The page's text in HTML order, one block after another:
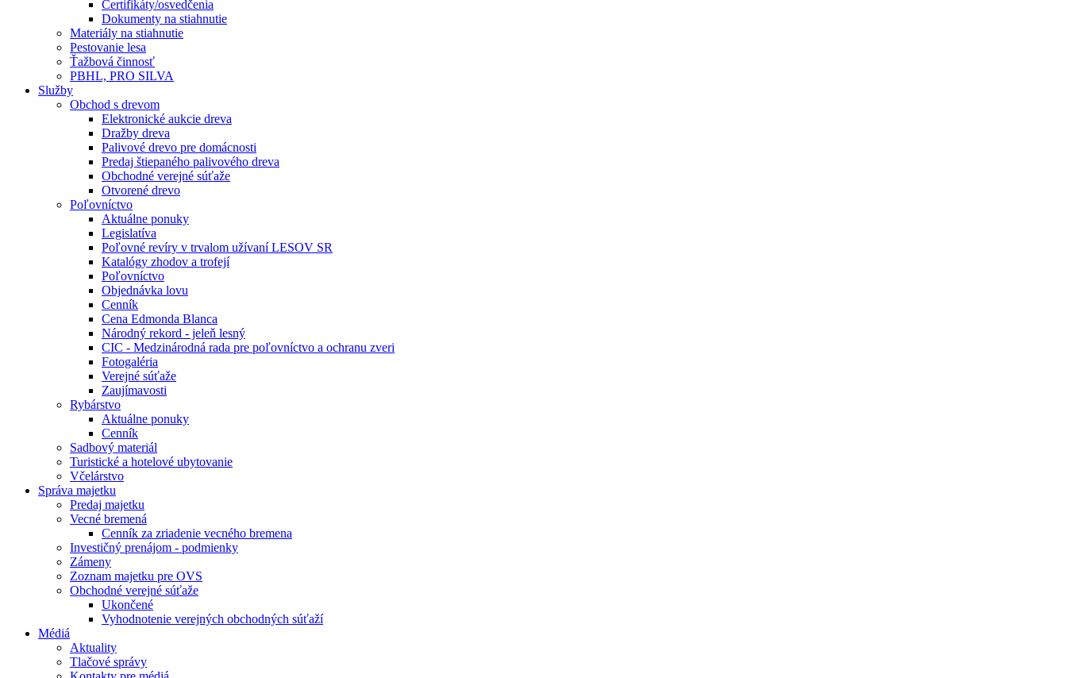
Certifikáty/osvedčenia
Dokumenty na stiahnutie
Materiály na stiahnutie
Pestovanie lesa
Ťažbová činnosť
PBHL, PRO SILVA
Služby
Obchod s drevom
Elektronické aukcie dreva
Dražby dreva
Palivové drevo pre domácnosti
Predaj štiepaného palivového dreva
Obchodné verejné súťaže
Otvorené drevo
Poľovníctvo
Aktuálne ponuky
Legislatíva
Poľovné revíry v trvalom užívaní LESOV SR
Katalógy zhodov a trofejí
Poľovníctvo
Objednávka lovu
Cenník
Cena Edmonda Blanca
Národný rekord - jeleň lesný
CIC - Medzinárodná rada pre poľovníctvo a ochranu zveri
Fotogaléria
Verejné súťaže
Zaujímavosti
Rybárstvo
Aktuálne ponuky
Cenník
Sadbový materiál
Turistické a hotelové ubytovanie
Včelárstvo
Správa majetku
Predaj majetku
Vecné bremená
Cenník za zriadenie vecného bremena
Investičný prenájom - podmienky
Zámeny
Zoznam majetku pre OVS
Obchodné verejné súťaže
Ukončené
Vyhodnotenie verejných obchodných súťaží
Médiá
Aktuality
Tlačové správy